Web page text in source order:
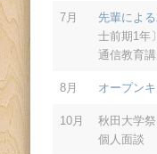
7月 先輩によ
士前期1年〕
通信教育
8月 オープン
10月
秋田大学祭
個人面談